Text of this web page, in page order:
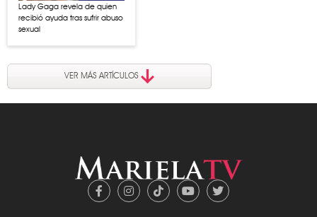
Lady Gaga revela de quien
recibió ayuda tras sufrir abuso
sexual
VER MÁS ARTÍCULOS